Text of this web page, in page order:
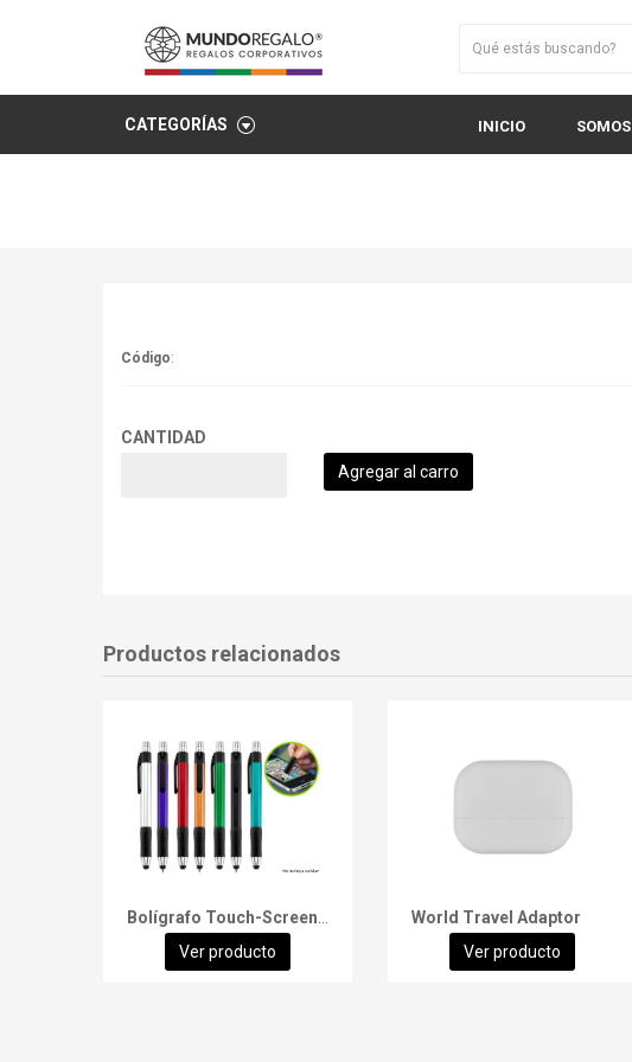
CATEGORÍAS INICIO SOMOS
Código:
CANTIDAD
Productos relacionados
Ver producto
World Travel Adaptor
Ver producto